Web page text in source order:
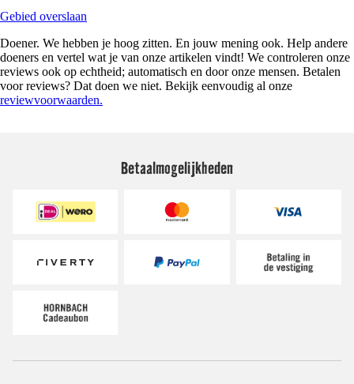
Gebied overslaan
Doener. We hebben je hoog zitten. En jouw mening ook. Help andere
doeners en vertel wat je van onze artikelen vindt! We controleren onze
reviews ook op echtheid; automatisch en door onze mensen. Betalen
voor reviews? Dat doen we niet. Bekijk eenvoudig al onze
reviewvoorwaarden.
Betaalmogelijkheden